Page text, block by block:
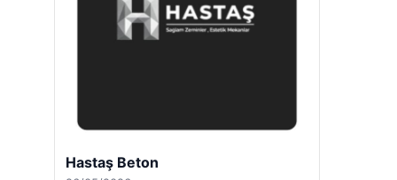
Hastaş Beton